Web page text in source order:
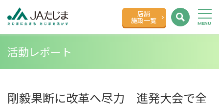
店舗
施設一覧
活動レポート
剛毅果断に改革へ尽力 進発大会で全